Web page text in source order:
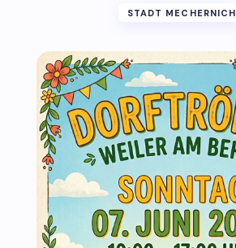
STADT MECHERNICH